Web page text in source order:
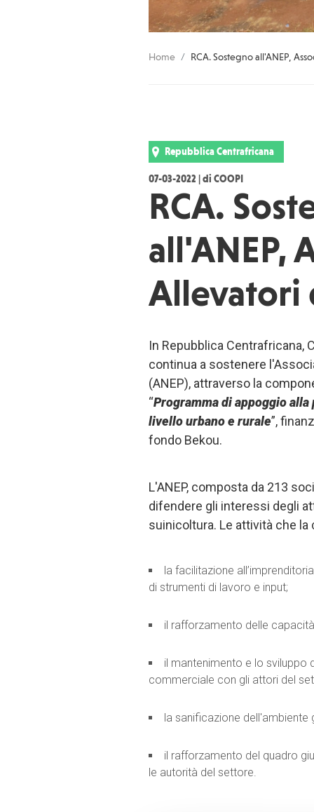
Home RCA. Sostegno all'ANEP,
Repubblica Centrafricana
07-03-2022 | di COOPI
RCA.
all'ANEP,
Allevatori
In Repubblica Centrafricana,
continua a sostenere
(ANEP), attraverso la
“Programma di appoggio
livello urbano e rurale”,
fondo Bekou.
L'ANEP, composta da 213
difendere gli interessi degli
suinicoltura. Le attività che
la facilitazione
di strumenti di lavoro e input;
il rafforzamento delle
il mantenimento e lo sviluppo
commerciale con gli attori del
la sanificazione dell'ambiente
il rafforzamento del quadro
le autorità del settore.